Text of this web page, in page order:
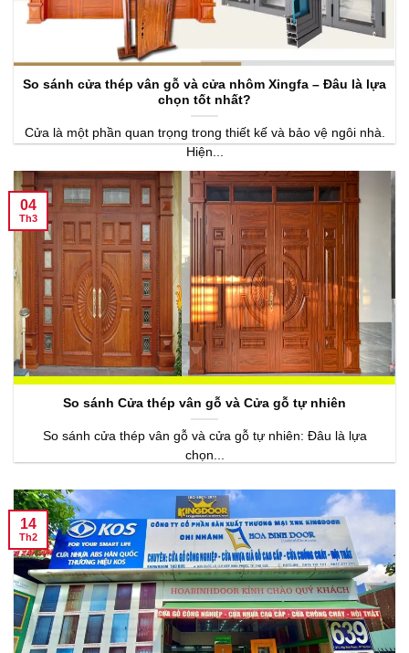
So sánh cửa thép vân gỗ và cửa nhôm Xingfa – Đâu là lựa
chọn tốt nhất?
Cửa là một phần quan trọng trong thiết kế và bảo vệ ngôi nhà.
Hiện...
So sánh Cửa thép vân gỗ và Cửa gỗ tự nhiên
So sánh cửa thép vân gỗ và cửa gỗ tự nhiên: Đâu là lựa
chọn...
04
Th3
14
Th2